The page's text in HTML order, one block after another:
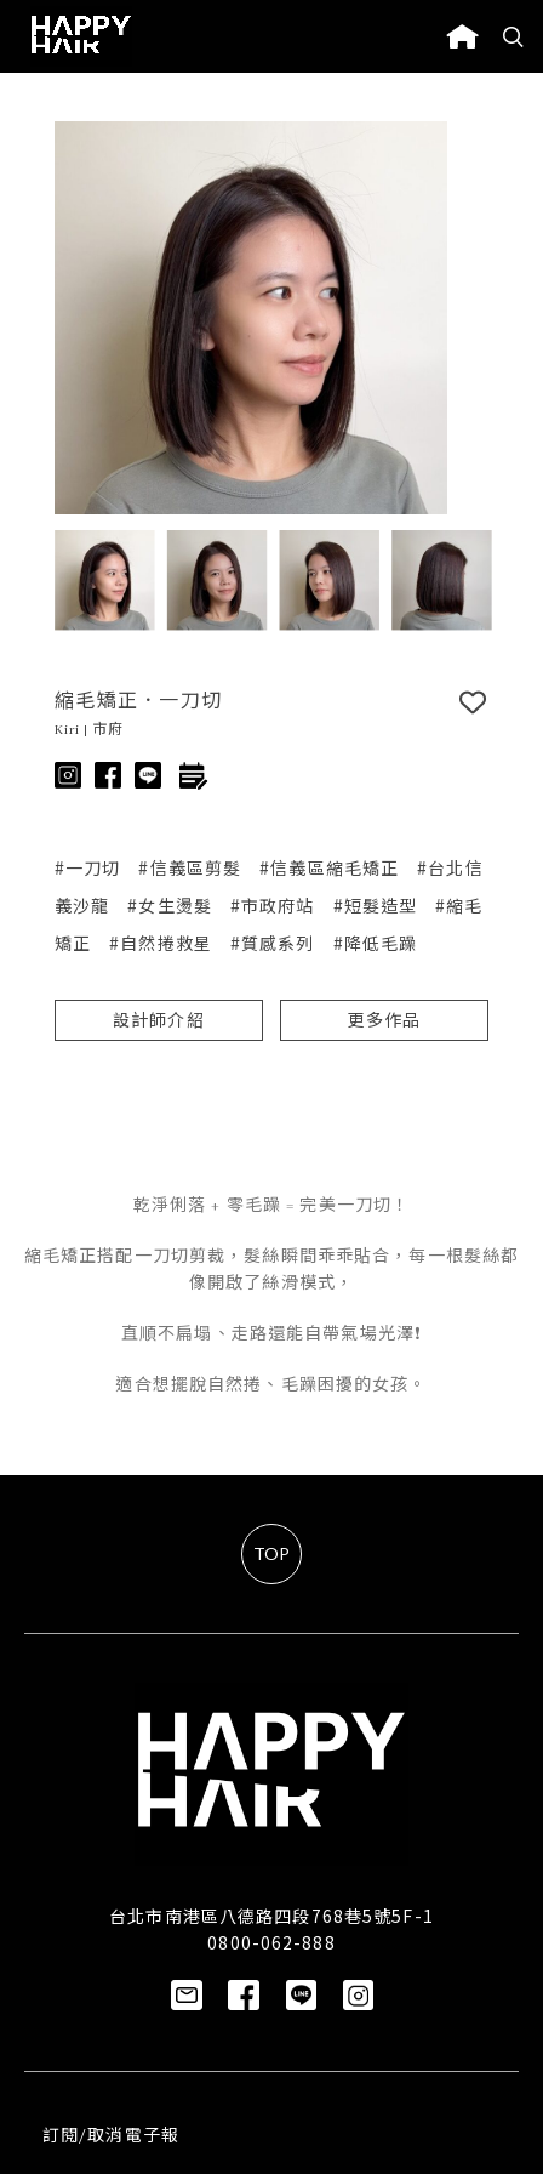
縮毛矯正．一刀切
Kiri | 市府
#一刀切 #信義區剪髮 #信義區縮毛矯正
#台北信
義沙龍
#女生燙髮 #市政府站 #短髮造型
#縮毛
矯正
#自然捲救星 #質感系列 #降低毛躁
設計師介紹 更多作品
乾淨俐落 + 零毛躁 = 完美一刀切！
縮毛矯正搭配一刀切剪裁，髮絲瞬間乖乖貼合，每一根髮絲都
像開啟了絲滑模式，
直順不扁塌、走路還能自帶氣場光澤❗
適合想擺脫自然捲、毛躁困擾的女孩。
TOP
台北市南港區八德路四段768巷5號5F-1
0800-062-888
訂閱/取消電子報